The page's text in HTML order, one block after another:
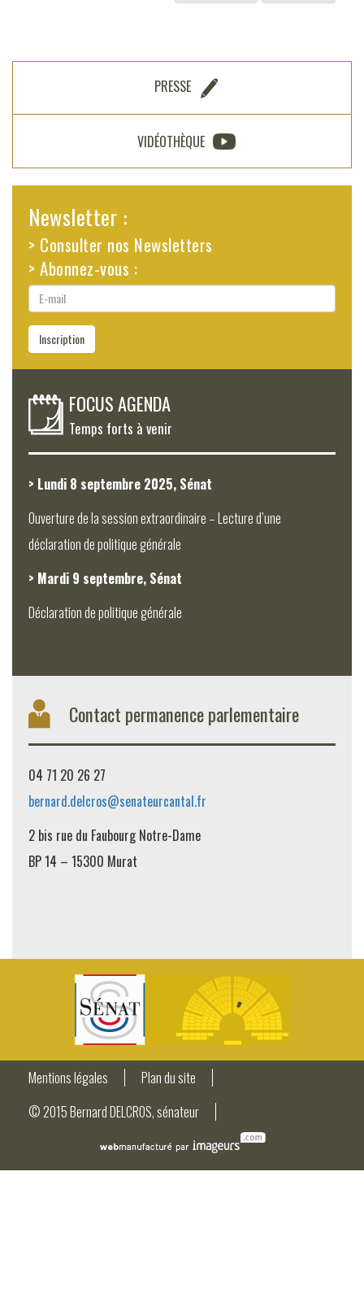
PRESSE
VIDÉOTHÈQUE
Newsletter :
> Consulter nos Newsletters
> Abonnez-vous :
E-
mail
Inscription
FOCUS AGENDA
Temps forts à venir
> Lundi 8 septembre 2025, Sénat
Ouverture de la session extraordinaire – Lecture d’une
déclaration de politique générale
> Mardi 9 septembre, Sénat
Déclaration de politique générale
Contact permanence parlementaire
04 71 20 26 27
bernard.delcros@senateurcantal.fr
2 bis rue du Faubourg Notre-Dame
BP 14 – 15300 Murat
Mentions légales
Plan du site
© 2015 Bernard DELCROS, sénateur